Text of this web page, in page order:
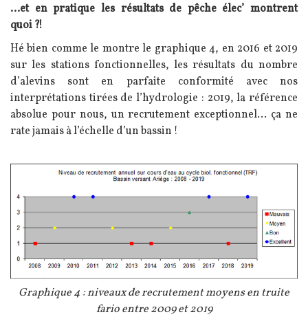
…et en pratique les résultats de pêche élec’ montrent
quoi ?!
Hé bien comme le montre le graphique 4, en 2016 et 2019
sur les stations fonctionnelles, les résultats du nombre
d’alevins sont en parfaite conformité avec nos
interprétations tirées de l’hydrologie : 2019, la référence
absolue pour nous, un recrutement exceptionnel… ça ne
rate jamais à l’échelle d’un bassin !
Légende
Graphique 4 : niveaux de recrutement moyens en truite
fario entre 2009 et 2019